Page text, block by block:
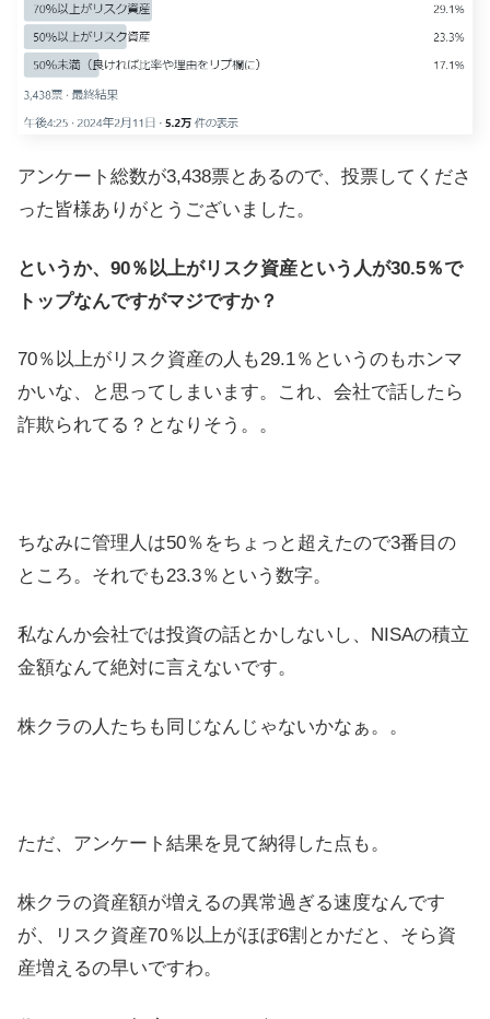
アンケート総数が3,438票とあるので、投票してくださ
った皆様ありがとうございました。
というか、90％以上がリスク資産という人が30.5％で
トップなんですがマジですか？
70％以上がリスク資産の人も29.1％というのもホンマ
かいな、と思ってしまいます。これ、会社で話したら
詐欺られてる？となりそう。。
ちなみに管理人は50％をちょっと超えたので3番目の
ところ。それでも23.3％という数字。
私なんか会社では投資の話とかしないし、NISAの積立
金額なんて絶対に言えないです。
株クラの人たちも同じなんじゃないかなぁ。。
ただ、アンケート結果を見て納得した点も。
株クラの資産額が増えるの異常過ぎる速度なんです
が、リスク資産70％以上がほぼ6割とかだと、そら資
産増えるの早いですわ。